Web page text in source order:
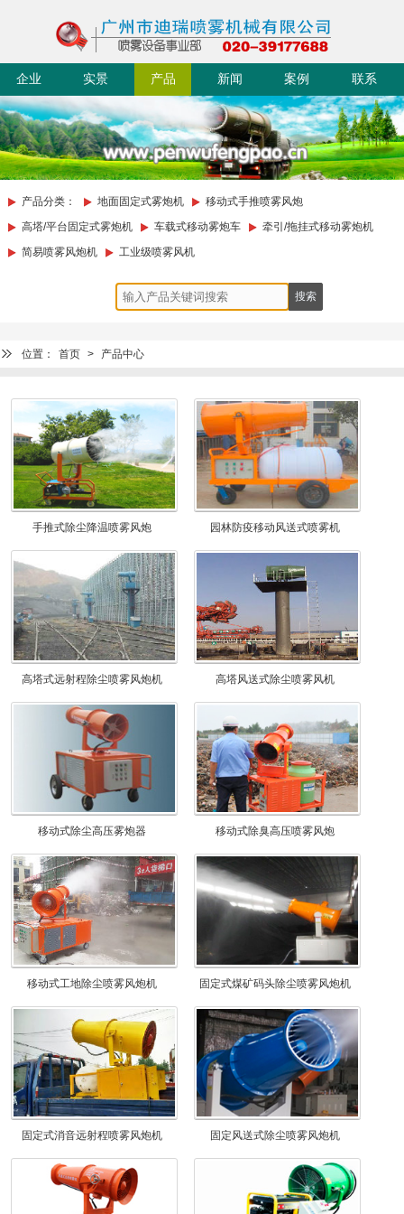
企业
简介
实景
迪瑞
产品 新闻
动态
案例
展示
联系
我们
产品分类： 地面固定式雾炮机
移动式手推喷雾风炮
高塔/平台固定式雾炮机
车载式移动雾炮车
牵引/拖挂式移动雾炮机
简易喷雾风炮机
工业级喷雾风机
位置： 首页 > 产品中心
手推式除尘降温喷雾风炮 园林防疫移动风送式喷雾机
高塔式远射程除尘喷雾风炮机 高塔风送式除尘喷雾风机
移动式除尘高压雾炮器 移动式除臭高压喷雾风炮
移动式工地除尘喷雾风炮机 固定式煤矿码头除尘喷雾风炮机
固定式消音远射程喷雾风炮机 固定风送式除尘喷雾风炮机